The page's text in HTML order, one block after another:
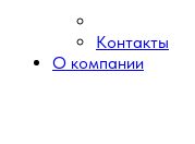
Контакты
О компании